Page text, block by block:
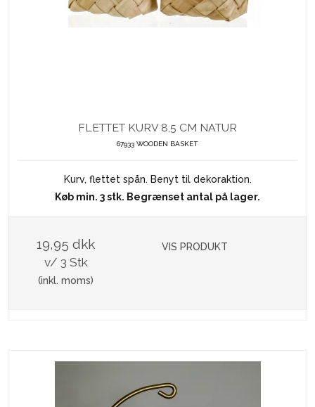
FLETTET KURV 8,5 CM NATUR
67933 WOODEN BASKET
Kurv, flettet spån. Benyt til dekoraktion.
Køb min. 3 stk. Begrænset antal på lager.
19,95 dkk
v/ 3 Stk
(inkl. moms)
VIS PRODUKT